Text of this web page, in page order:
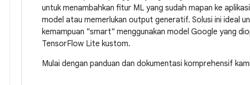
untuk menambahkan fitur ML yang sudah mapan ke
model atau memerlukan output generatif. Solusi ini ideal
kemampuan "smart" menggunakan model Google yang
TensorFlow Lite kustom.
Mulai dengan panduan dan dokumentasi komprehensif